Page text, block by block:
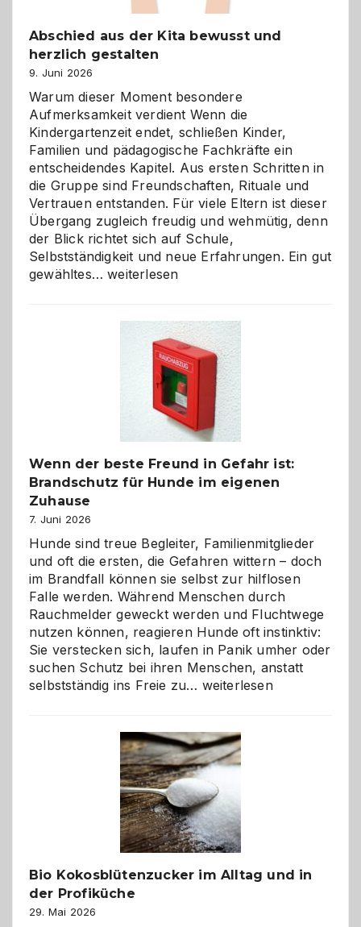
Abschied aus der Kita bewusst und
herzlich gestalten
9. Juni 2026
Warum dieser Moment besondere
Aufmerksamkeit verdient Wenn die
Kindergartenzeit endet, schließen Kinder,
Familien und pädagogische Fachkräfte ein
entscheidendes Kapitel. Aus ersten Schritten in
die Gruppe sind Freundschaften, Rituale und
Vertrauen entstanden. Für viele Eltern ist dieser
Übergang zugleich freudig und wehmütig, denn
der Blick richtet sich auf Schule,
Selbstständigkeit und neue Erfahrungen. Ein gut
gewähltes…Abschied
bewusst
herzlich
gestalten
weiterlesen
Wenn der beste Freund in Gefahr ist:
Brandschutz für Hunde im eigenen
Zuhause
7. Juni 2026
Hunde sind treue Begleiter, Familienmitglieder
und oft die ersten, die Gefahren wittern – doch
im Brandfall können sie selbst zur hilflosen
Falle werden. Während Menschen durch
Rauchmelder geweckt werden und Fluchtwege
nutzen können, reagieren Hunde oft instinktiv:
Sie verstecken sich, laufen in Panik umher oder
suchen Schutz bei ihren Menschen, anstatt
selbstständig ins Freie zu… Wenn
Freund
in
Gefahr
ist:
Brandschutz
für
Hunde
eigenen
weiterlesen
Bio Kokosblütenzucker im Alltag und in
der Profiküche
29. Mai 2026